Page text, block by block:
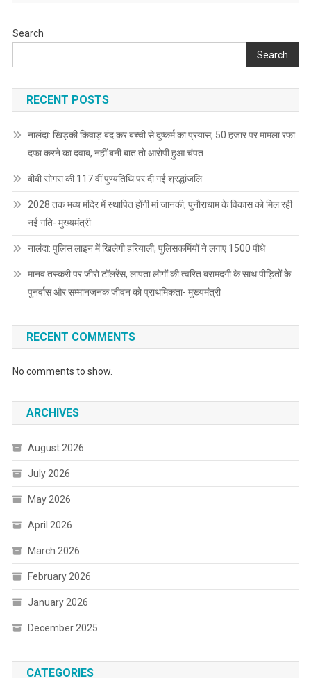
Search
Search
RECENT POSTS
नालंदा: खिड़की किवाड़ बंद कर बच्ची से दुष्कर्म का प्रयास, 50 हजार पर मामला रफा
दफा करने का दवाब, नहीं बनी बात तो आरोपी हुआ चंपत
बीबी सोगरा की 117 वीं पुण्यतिथि पर दी गई श्रद्धांजलि
2028 तक भव्य मंदिर में स्थापित होंगी मां जानकी, पुनौराधाम के विकास को मिल रही
नई गति- मुख्यमंत्री
नालंदा: पुलिस लाइन में खिलेगी हरियाली, पुलिसकर्मियों ने लगाए 1500 पौधे
मानव तस्करी पर जीरो टॉलरेंस, लापता लोगों की त्वरित बरामदगी के साथ पीड़ितों के
पुनर्वास और सम्मानजनक जीवन को प्राथमिकता- मुख्यमंत्री
RECENT COMMENTS
No comments to show.
ARCHIVES
August 2026
July 2026
May 2026
April 2026
March 2026
February 2026
January 2026
December 2025
CATEGORIES